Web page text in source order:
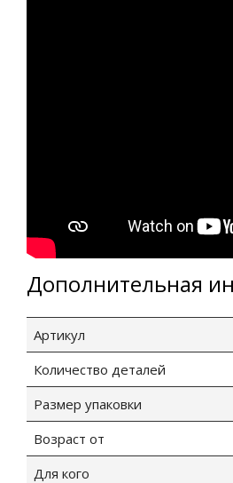
Дополнительная
Артикул
Количество деталей
Размер упаковки
Возраст от
Для кого